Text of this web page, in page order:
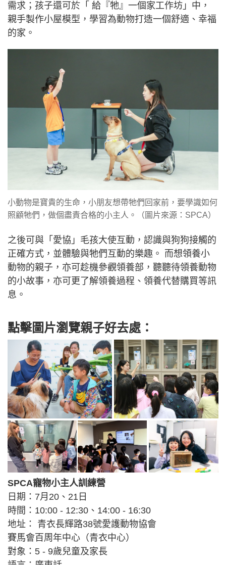
需求；孩子還可於「 給『牠』一個家工作坊」中，
親手製作小屋模型，學習為動物打造一個舒適、幸福
的家。
小動物是寶貴的生命，小朋友想帶牠們回家前，要學識如何
照顧牠們，做個盡責合格的小主人。（圖片來源：SPCA）
之後可與「愛協」毛孩大使互動，認識與狗狗接觸的
正確方式，並體驗與牠們互動的樂趣。 而想領養小
動物的親子，亦可趁機參觀領養部，聽聽待領養動物
的小故事，亦可更了解領養過程、領養代替購買等訊
息。
點擊圖片瀏覽親子好去處：
SPCA寵物小主人訓練營
日期：7月20、21日
時間：10:00 - 12:30、14:00 - 16:30
地址： 青衣長輝路38號愛護動物協會
賽馬會百周年中心（青衣中心）
對象：5 - 9歲兒童及家長